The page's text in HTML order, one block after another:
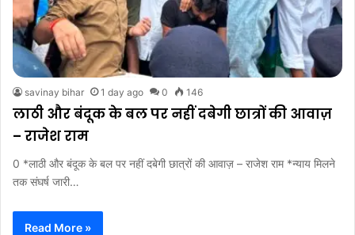
savinay bihar 1 day ago 0 146
लाठी और बंदूक के बल पर नहीं दबेगी छात्रों की आवाज़
– राजेश राम
0 *लाठी और बंदूक के बल पर नहीं दबेगी छात्रों की आवाज़ – राजेश राम *न्याय मिलने
तक संघर्ष जारी…
Read More »